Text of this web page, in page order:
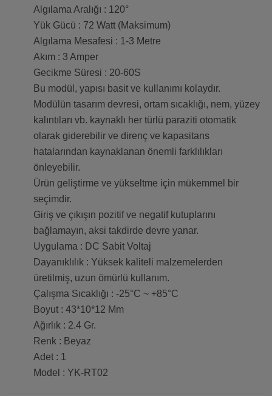
Algılama Aralığı : 120°
Yük Gücü : 72 Watt (Maksimum)
Algılama Mesafesi : 1-3 Metre
Akım : 3 Amper
Gecikme Süresi : 20-60S
Bu modül, yapısı basit ve kullanımı kolaydır.
Modülün tasarım devresi, ortam sıcaklığı, nem, yüzey
kalıntıları vb. kaynaklı her türlü paraziti otomatik
olarak giderebilir ve direnç ve kapasitans
hatalarından kaynaklanan önemli farklılıkları
önleyebilir.
Ürün geliştirme ve yükseltme için mükemmel bir
seçimdir.
Giriş ve çıkışın pozitif ve negatif kutuplarını
bağlamayın, aksi takdirde devre yanar.
Uygulama : DC Sabit Voltaj
Dayanıklılık : Yüksek kaliteli malzemelerden
üretilmiş, uzun ömürlü kullanım.
Çalışma Sıcaklığı : -25°C ~ +85°C
Boyut : 43*10*12 Mm
Ağırlık : 2.4 Gr.
Renk : Beyaz
Adet : 1
Model : YK-RT02